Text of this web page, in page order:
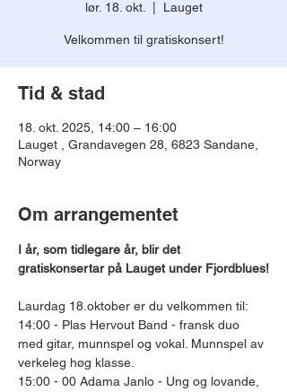
lør. 18. okt. Lauget
Velkommen til gratiskonsert!
Tid & stad
18. okt. 2025, 14:00 – 16:00
Lauget , Grandavegen 28, 6823 Sandane,
Norway
Om arrangementet
I år, som tidlegare år, blir det
gratiskonsertar på Lauget under Fjordblues!
Laurdag 18.oktober er du velkommen til:
14:00 - Plas Hervout Band - fransk duo
med gitar, munnspel og vokal. Munnspel av
verkeleg høg klasse.
15:00 - 00 Adama Janlo - Ung og lovande,